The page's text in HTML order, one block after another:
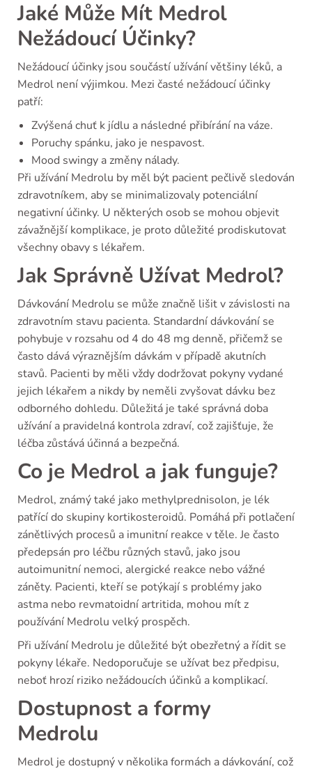
Jaké Může Mít Medrol
Nežádoucí Účinky?
Nežádoucí účinky jsou součástí užívání většiny léků, a
Medrol není výjimkou. Mezi časté nežádoucí účinky
patří:
Zvýšená chuť k jídlu a následné přibírání na váze.
Poruchy spánku, jako je nespavost.
Mood swingy a změny nálady.
Při užívání Medrolu by měl být pacient pečlivě sledován
zdravotníkem, aby se minimalizovaly potenciální
negativní účinky. U některých osob se mohou objevit
závažnější komplikace, je proto důležité prodiskutovat
všechny obavy s lékařem.
Jak Správně Užívat Medrol?
Dávkování Medrolu se může značně lišit v závislosti na
zdravotním stavu pacienta. Standardní dávkování se
pohybuje v rozsahu od 4 do 48 mg denně, přičemž se
často dává výraznějším dávkám v případě akutních
stavů. Pacienti by měli vždy dodržovat pokyny vydané
jejich lékařem a nikdy by neměli zvyšovat dávku bez
odborného dohledu. Důležitá je také správná doba
užívání a pravidelná kontrola zdraví, což zajišťuje, že
léčba zůstává účinná a bezpečná.
Co je Medrol a jak funguje?
Medrol, známý také jako methylprednisolon, je lék
patřící do skupiny kortikosteroidů. Pomáhá při potlačení
zánětlivých procesů a imunitní reakce v těle. Je často
předepsán pro léčbu různých stavů, jako jsou
autoimunitní nemoci, alergické reakce nebo vážné
záněty. Pacienti, kteří se potýkají s problémy jako
astma nebo revmatoidní artritida, mohou mít z
používání Medrolu velký prospěch.
Při užívání Medrolu je důležité být obezřetný a řídit se
pokyny lékaře. Nedoporučuje se užívat bez předpisu,
neboť hrozí riziko nežádoucích účinků a komplikací.
Dostupnost a formy
Medrolu
Medrol je dostupný v několika formách a dávkování, což